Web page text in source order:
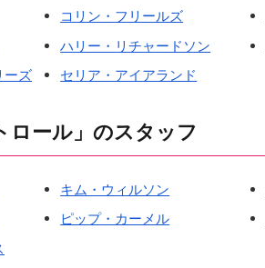
コリン・フリールズ
ハリー・リチャードソン
ーズ
セリア・アイアランド
ロール」のスタッフ
キム・ウィルソン
ピップ・カーメル